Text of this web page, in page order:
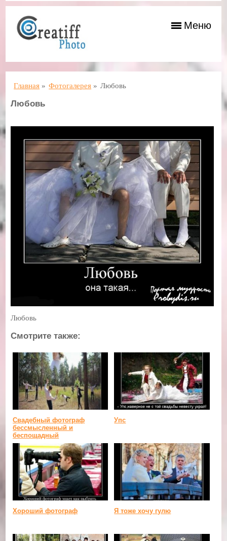
Меню
Главная » Фотогалерея » Любовь
Любовь
Любовь
Смотрите также:
Свадебный фотограф
бессмысленный и
беспощадный
Упс
Хороший фотограф Я тоже хочу гулю